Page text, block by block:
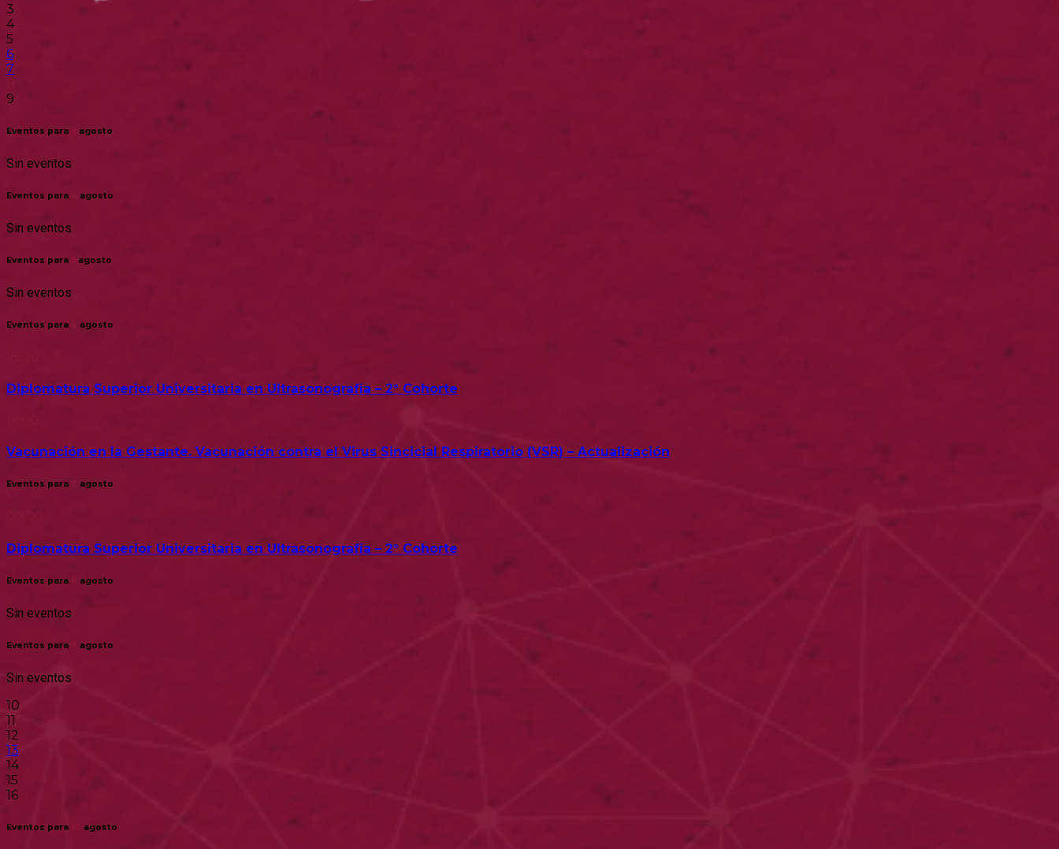
3
4
5
6
7
9
Eventos para agosto
Sin eventos
Eventos para agosto
Sin eventos
Eventos para agosto
Sin eventos
Eventos para agosto
Diplomatura Superior Universitaria en Ultrasonografía – 2° Cohorte
Vacunación en la Gestante. Vacunación contra el Virus Sincicial Respiratorio (VSR) – Actualización
Eventos para agosto
Diplomatura Superior Universitaria en Ultrasonografía – 2° Cohorte
Eventos para agosto
Sin eventos
Eventos para agosto
Sin eventos
10
11
12
13
14
15
16
Eventos para agosto